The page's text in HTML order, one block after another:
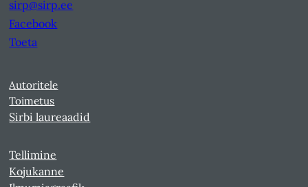
sirp@sirp.ee
Facebook
Toeta
Autoritele
Toimetus
Sirbi laureaadid
Tellimine
Kojukanne